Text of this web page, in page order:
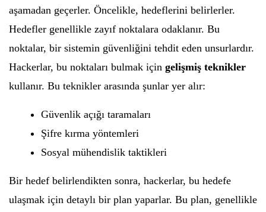
aşamadan geçerler. Öncelikle, hedeflerini belirlerler.
Hedefler genellikle zayıf noktalara odaklanır. Bu
noktalar, bir sistemin güvenliğini tehdit eden unsurlardır.
Hackerlar, bu noktaları bulmak için gelişmiş teknikler
kullanır. Bu teknikler arasında şunlar yer alır:
Güvenlik açığı taramaları
Şifre kırma yöntemleri
Sosyal mühendislik taktikleri
Bir hedef belirlendikten sonra, hackerlar, bu hedefe
ulaşmak için detaylı bir plan yaparlar. Bu plan, genellikle